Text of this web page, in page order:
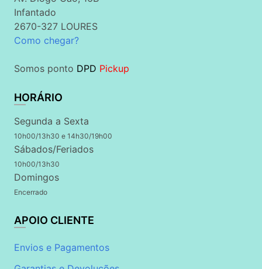
Infantado
2670-327 LOURES
Como chegar?
Somos ponto DPD Pickup
HORÁRIO
Segunda a Sexta
10h00/13h30 e 14h30/19h00
Sábados/Feriados
10h00/13h30
Domingos
Encerrado
APOIO CLIENTE
Envios e Pagamentos